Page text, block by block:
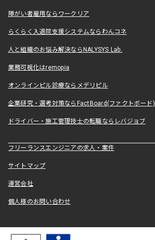
障がい者雇用ならワークリア
らくらく入退院支援システムならわんコネ
人と組織のお悩み解決ならNALYSYS Lab.
業務可視化はremopia
オンラインピル診療ならメデリピル
企業研究・選考対策ならFactBoard(ファクトボード)
ドライバー・施工管理技士の転職ならレバジョブ
フリーランスエンジニアの求人・案件
サイトマップ
運営会社
個人様のお問い合わせ